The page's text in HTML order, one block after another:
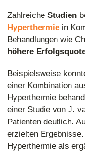
Zahlreiche Studien
Hyperthermie in
Behandlungen wie
höhere
Beispielsweise
einer Kombination
Hyperthermie
einer Studie von J.
Patienten deutlich.
erzielten
Hyperthermie als